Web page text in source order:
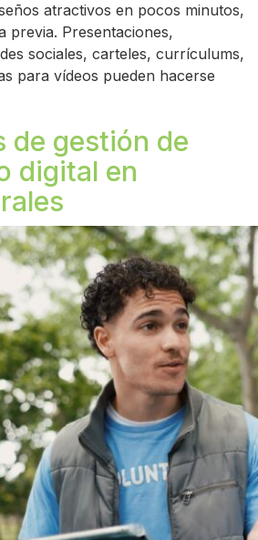
atractivos en pocos minutos,
previa. Presentaciones,
sociales, carteles, currículums,
para vídeos pueden hacerse
de gestión de
digital en